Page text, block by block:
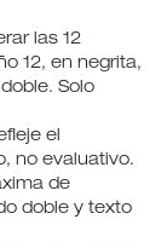
las 12
12, en negrita,
Solo
el
no evaluativo.
de
doble y texto